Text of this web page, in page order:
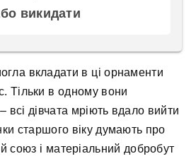
викидати
вкладати в ці орнаменти
Тільки в одному вони
всі дівчата мріють вдало вийти
старшого віку думають про
союз і матеріальний добробут